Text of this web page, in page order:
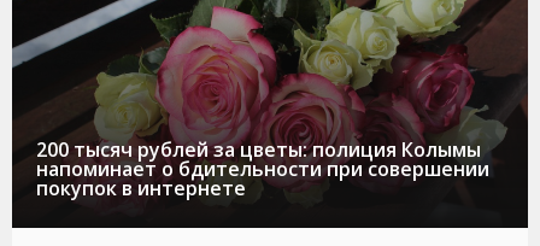
200 тысяч рублей за цветы: полиция Колымы
напоминает о бдительности при совершении
покупок в интернете